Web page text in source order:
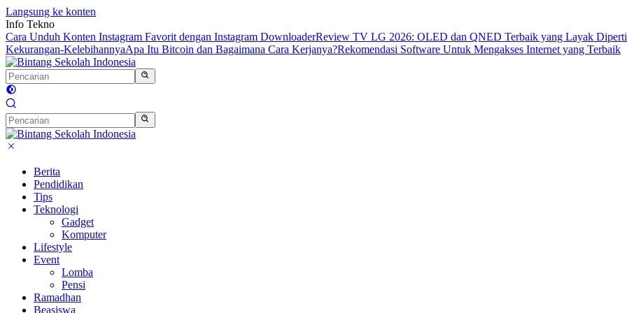
Langsung ke konten
Info Tekno
Cara Unduh Konten Instagram Favorit dengan Instagram DownloaderReview TV LG 2026: OLED dan QNED Terbaik yang Layak
Kekurangan-KelebihannyaApa Itu Bitcoin dan Bagaimana Cara Kerjanya?Rekomendasi Software Untuk Mengakses Internet yang Terbaik
Berita
Pendidikan
Tips
Teknologi
Gadget
Komputer
Lifestyle
Event
Lomba
Pensi
Ramadhan
Beasiswa